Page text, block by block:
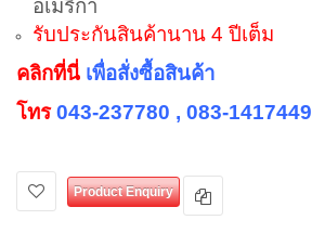
อเมริกา
รับประกันสินค้านาน 4 ปีเต็ม
คลิกที่นี่ เพื่อสั่งซื้อสินค้า
โทร043-237780 , 083-1417449
Product Enquiry